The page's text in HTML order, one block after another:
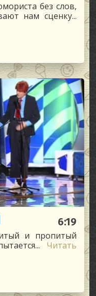
без слов,
нам сценку...
6:19
и пропитый
Читать